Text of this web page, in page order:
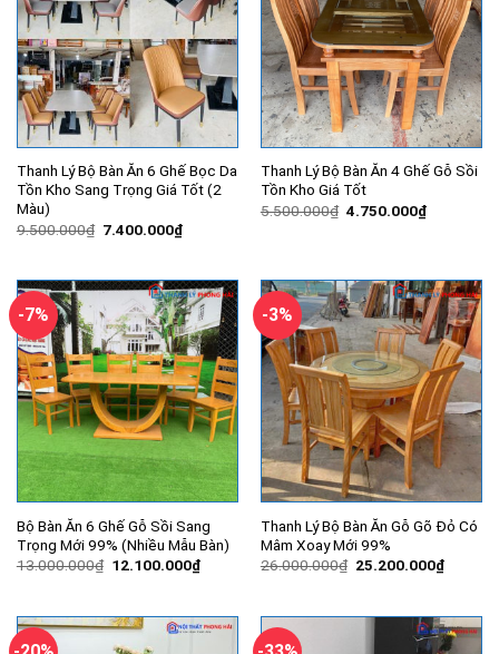
Thanh Lý Bộ Bàn Ăn 6 Ghế Bọc Da
Tồn Kho Sang Trọng Giá Tốt (2
Màu)
9.500.000₫ Giá
7.400.000₫Giá
hiện
7.400.000₫.
Thanh Lý Bộ Bàn Ăn 4 Ghế Gỗ Sồi
Tồn Kho Giá Tốt
5.500.000₫ Giá
4.750.000₫Giá
hiện
-7%
Bộ Bàn Ăn 6 Ghế Gỗ Sồi Sang
Trọng Mới 99% (Nhiều Mẫu Bàn)
13.000.000₫ Giá
12.100.000₫Giá
hiện
12.100.000₫.
-3%
Thanh Lý Bộ Bàn Ăn Gỗ Gõ Đỏ Có
Mâm Xoay Mới 99%
26.000.000₫ Giá
25.200.000₫Giá
hiện